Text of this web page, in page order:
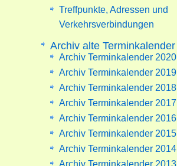
Treffpunkte, Adressen und
Verkehrsverbindungen
Archiv alte Terminkalender
Archiv Terminkalender 2020
Archiv Terminkalender 2019
Archiv Terminkalender 2018
Archiv Terminkalender 2017
Archiv Terminkalender 2016
Archiv Terminkalender 2015
Archiv Terminkalender 2014
Archiv Terminkalender 2013